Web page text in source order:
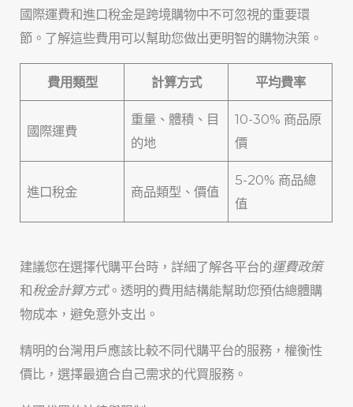
國際運費和進口稅金是跨境購物中不可忽視的重要環
節。了解這些費用可以幫助您做出更明智的購物決策。
費用類型 計算方式 平均費率
國際運費
重量、體積、目
的地
10-30% 商品原
價
進口稅金 商品類型、價值
5-20% 商品總
值
建議您在選擇代購平台時，詳細了解各平台的運費政策
和稅金計算方式。透明的費用結構能幫助您預估總體購
物成本，避免意外支出。
精明的台灣用戶應該比較不同代購平台的服務，權衡性
價比，選擇最適合自己需求的代買服務。